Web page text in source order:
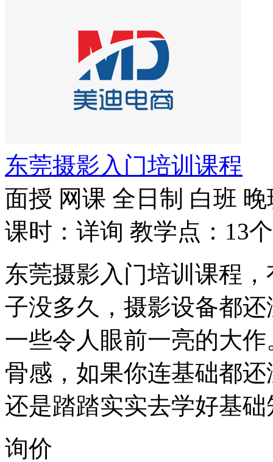
东莞摄影入门培训课程
面授 网课 全日制 白班 晚
课时：详询 教学点：13个
东莞摄影入门培训课程
子没多久，摄影设备都
一些令人眼前一亮的大
骨感，如果你连基础都
还是踏踏实实去学好基
询价